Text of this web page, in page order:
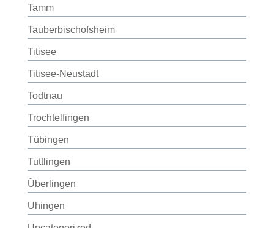
Tamm
Tauberbischofsheim
Titisee
Titisee-Neustadt
Todtnau
Trochtelfingen
Tübingen
Tuttlingen
Überlingen
Uhingen